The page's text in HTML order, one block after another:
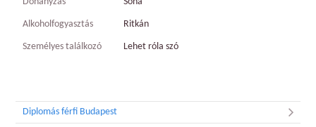
Alkoholfogyasztás Ritkán
Személyes találkozó Lehet róla szó
Diplomás férfi Budapest